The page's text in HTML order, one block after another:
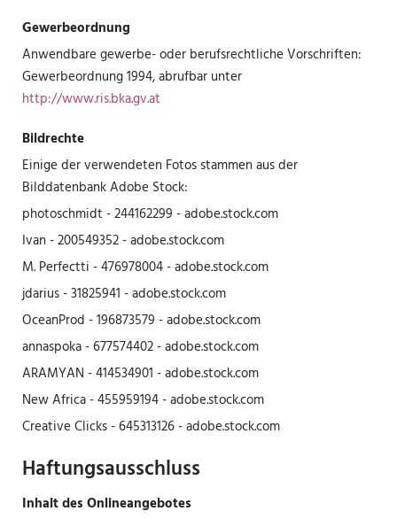
Gewerbeordnung
Anwendbare gewerbe- oder berufsrechtliche Vorschriften:
Gewerbeordnung 1994, abrufbar unter
http://www.ris.bka.gv.at
Bildrechte
Einige der verwendeten Fotos stammen aus der
Bilddatenbank Adobe Stock:
photoschmidt - 244162299 - adobe.stock.com
Ivan - 200549352 - adobe.stock.com
M. Perfectti - 476978004 - adobe.stock.com
jdarius - 31825941 - adobe.stock.com
OceanProd - 196873579 - adobe.stock.com
annaspoka - 677574402 - adobe.stock.com
ARAMYAN - 414534901 - adobe.stock.com
New Africa - 455959194 - adobe.stock.com
Creative Clicks - 645313126 - adobe.stock.com
Haftungsausschluss
Inhalt des Onlineangebotes